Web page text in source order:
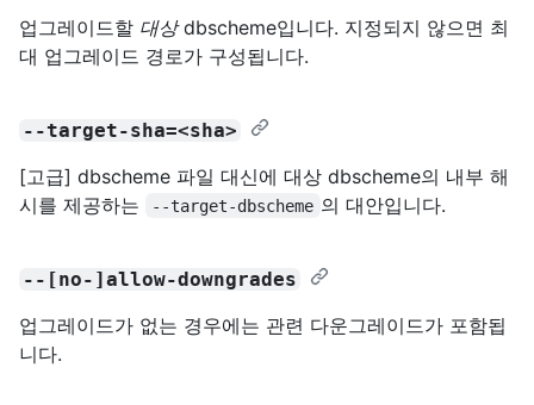
업그레이드할 대상dbscheme입니다. 지정되지 않으면 최
대 업그레이드 경로가 구성됩니다.
--target-sha=<sha>
[고급] dbscheme 파일 대신에 대상 dbscheme의 내부 해
시를 제공하는
--target-dbscheme 의 대안입니다.
--[no-]allow-downgrades
업그레이드가 없는 경우에는 관련 다운그레이드가 포함됩
니다.